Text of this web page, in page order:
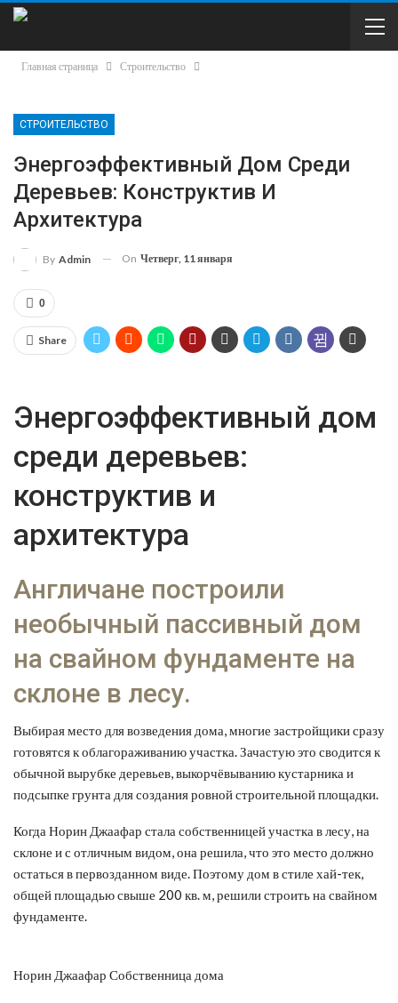
Главная страница Строительство
СТРОИТЕЛЬСТВО
Энергоэффективный Дом Среди
Деревьев: Конструктив И
Архитектура
By Admin On Четверг, 11 января
0
Share
Энергоэффективный дом
среди деревьев:
конструктив и
архитектура
Англичане построили
необычный пассивный дом
на свайном фундаменте на
склоне в лесу.
Выбирая место для возведения дома, многие застройщики сразу
готовятся к облагораживанию участка. Зачастую это сводится к
обычной вырубке деревьев, выкорчёвыванию кустарника и
подсыпке грунта для создания ровной строительной площадки.
Когда Норин Джаафар стала собственницей участка в лесу, на
склоне и с отличным видом, она решила, что это место должно
остаться в первозданном виде. Поэтому дом в стиле хай-тек,
общей площадью свыше 200 кв. м, решили строить на свайном
фундаменте.
Норин Джаафар Собственница дома